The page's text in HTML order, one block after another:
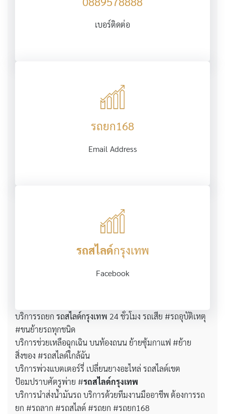
เบอร์ติดต่อ
รถยก168
Email Address
รถสไลด์กรุงเทพ
Facebook
บริการรถยก รถสไลด์กรุงเทพ 24 ชั่วโมง รถเสีย #รถอุบัติเหตุ
#ขนย้ายรถทุกชนิด
บริการช่วยเหลือฉุกเฉิน บนท้องถนน ย้ายซุ้มกาแฟ #ย้าย
สิ่งของ #รถสไลด์ใกล้ฉัน
บริการพ่วงแบตเตอร์รี่ เปลี่ยนยางอะไหล่ รถสไลด์เขต
ป้อมปราบศัตรูพ่าย #รถสไลด์กรุงเทพ
บริการนำส่งน้ำมันรถ บริการด้วยทีมงานมืออาชีพ ต้องการรถ
ยก #รถลาก #รถสไลด์ #รถยก #รถยก168